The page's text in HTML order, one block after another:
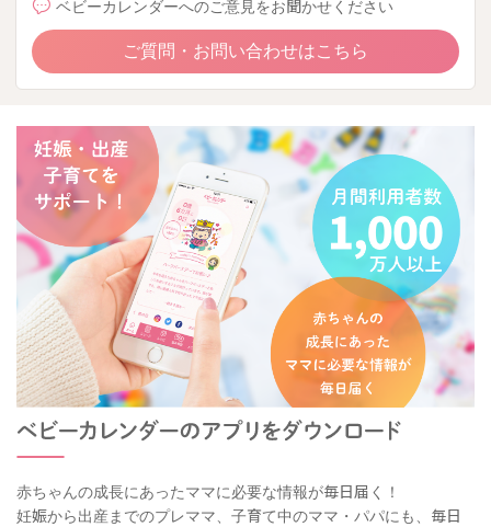
ベビーカレンダーへのご意見をお聞かせください
ご質問・お問い合わせはこちら
赤ちゃんの成長にあったママに必要な情報が毎日届く！
妊娠から出産までのプレママ、子育て中のママ・パパにも、毎日